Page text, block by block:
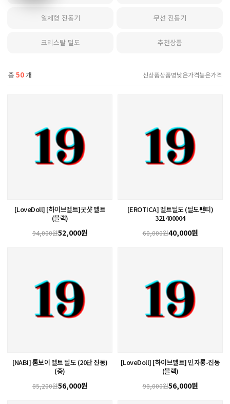
일체형 진동기 무선 진동기
크리스탈 딜도 추천상품
총 50개 신상품상품명낮은가격높은가격
[LoveDoll] [하이브벨트]굿샷 벨트
(블랙)
94,000원52,000원
[EROTICA] 벨트딜도 (딜도팬티)
321400004
60,000원40,000원
[NABI] 톰보이 벨트 딜도 (20단 진동)
(중)
85,200원56,000원
[LoveDoll] [하이브벨트] 민자롱-진동
(블랙)
98,000원56,000원